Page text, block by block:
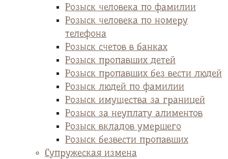
Розыск человека по фамилии
Розыск человека по номеру
телефона
Розыск счетов в банках
Розыск пропавших детей
Розыск пропавших без вести людей
Розыск людей по фамилии
Розыск имущества за границей
Розыск за неуплату алиментов
Розыск вкладов умершего
Розыск безвести пропавших
Супружеская измена